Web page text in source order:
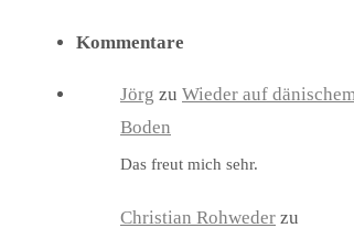
Kommentare
Jörg zu Wieder auf
Boden
Das freut mich sehr.
Christian Rohweder zu